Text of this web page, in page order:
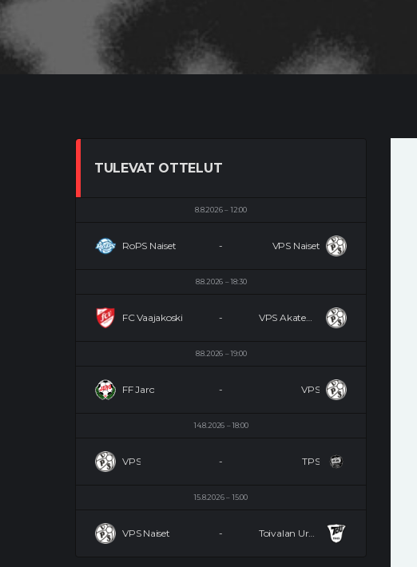
TULEVAT OTTELUT
8.8.2026 12:00
RoPS Naiset VPS Naiset
-
8.8.2026 18:30
FC Vaajakoski VPS Akatemia
-
8.8.2026 19:00
FF Jaro VPS
-
14.8.2026 18:00
VPS TPS
-
15.8.2026 15:00
VPS Naiset Toivalan Urheilijat Naiset
-